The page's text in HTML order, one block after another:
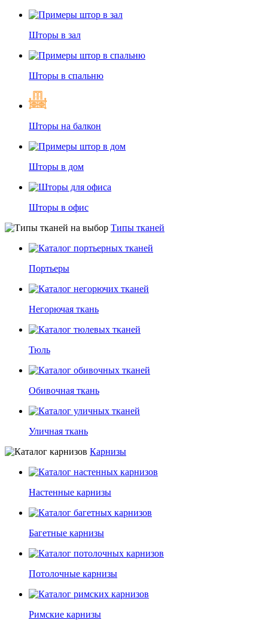
Шторы в зал
Шторы в спальню
Шторы на балкон
Шторы в дом
Шторы в офис
Типы тканей
Портьеры
Негорючая ткань
Тюль
Обивочная ткань
Уличная ткань
Карнизы
Настенные карнизы
Багетные карнизы
Потолочные карнизы
Римские карнизы